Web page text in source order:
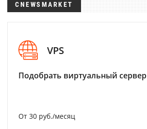
CNEWSMARKET
VPS
Подобрать виртуальный сервер
От 30 руб./месяц